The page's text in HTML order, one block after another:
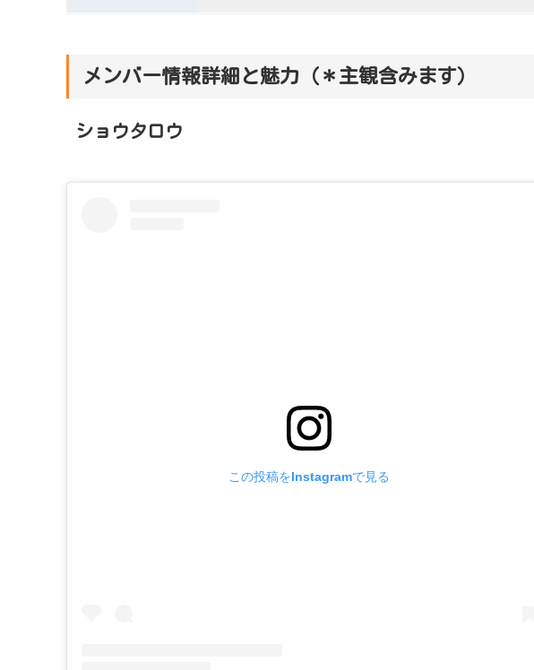
メンバー情報詳細と魅力（＊主観含みます）
ショウタロウ
この投稿をInstagramで見る